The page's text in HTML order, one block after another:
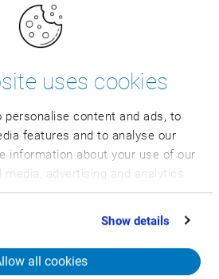
uses cookies
personalise content and ads, to
features and to analyse our
information about your use of our
advertising and analytics
it with other information
to them or that they’ve collected
Show details
all cookies
i trendów, które pojawiły się na
naszego stoiska podczas
a także do uczestnictwa w
Gwarantujemy